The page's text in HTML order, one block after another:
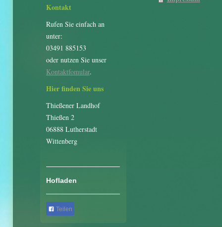
Kontakt
Rufen Sie einfach an
unter:
03491 885153
oder nutzen Sie unser
Kontaktfomular.
Hier finden Sie uns
Thießener Landhof
Thießen 2
06888 Lutherstadt
Wittenberg
Hofladen
Teilen